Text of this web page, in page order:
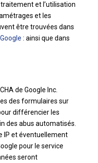
et l’utilisation
et les
être trouvées dans
: ainsi que dans
de Google Inc.
des formulaires sur
différencier les
des abus automatisés.
IP et éventuellement
pour le service
seront